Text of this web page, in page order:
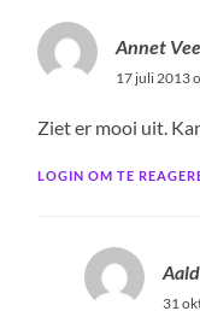
Annet
17 juli 2013
Ziet er mooi uit.
LOGIN OM TE
31